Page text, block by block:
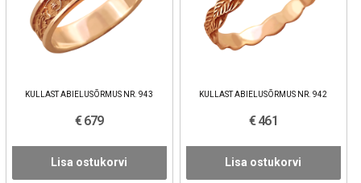
KULLAST ABIELUSÕRMUS NR. 943
€ 679
Lisa ostukorvi
KULLAST ABIELUSÕRMUS NR. 942
€ 461
Lisa ostukorvi